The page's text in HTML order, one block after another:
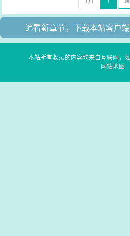
追看新章节，下载本站客户
本站所有收录的内容均来自互联网，
网站地图